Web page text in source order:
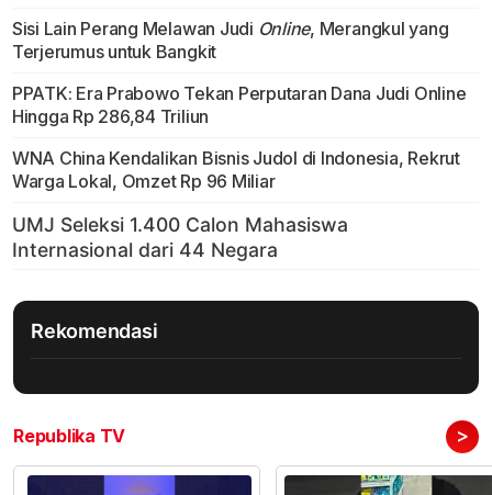
Sisi Lain Perang Melawan Judi Online, Merangkul yang
Terjerumus untuk Bangkit
PPATK: Era Prabowo Tekan Perputaran Dana Judi Online
Hingga Rp 286,84 Triliun
WNA China Kendalikan Bisnis Judol di Indonesia, Rekrut
Warga Lokal, Omzet Rp 96 Miliar
Rekomendasi
Republika TV >